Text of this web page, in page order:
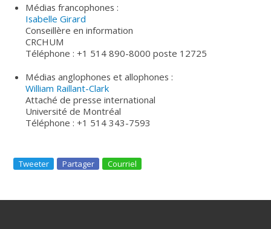
Médias francophones :
Isabelle Girard
Conseillère en information
CRCHUM
Téléphone : +1 514 890-8000 poste 12725
Médias anglophones et allophones :
William Raillant-Clark
Attaché de presse international
Université de Montréal
Téléphone : +1 514 343-7593
Tweeter Partager Courriel